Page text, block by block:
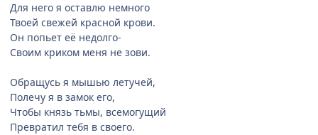
Для него я оставлю немного
Твоей свежей красной крови.
Он попьет её недолго-
Своим криком меня не зови.
Обращусь я мышью летучей,
Полечу я в замок его,
Чтобы князь тьмы, всемогущий
Превратил тебя в своего.